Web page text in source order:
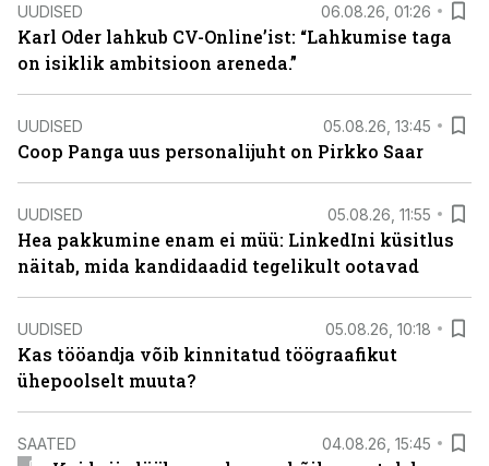
UUDISED 06.08.26, 01:26
Karl Oder lahkub CV-Online’ist: “Lahkumise taga
on isiklik ambitsioon areneda.”
UUDISED 05.08.26, 13:45
Coop Panga uus personalijuht on Pirkko Saar
UUDISED 05.08.26, 11:55
Hea pakkumine enam ei müü: LinkedIni küsitlus
näitab, mida kandidaadid tegelikult ootavad
UUDISED 05.08.26, 10:18
Kas tööandja võib kinnitatud töögraafikut
ühepoolselt muuta?
SAATED 04.08.26, 15:45